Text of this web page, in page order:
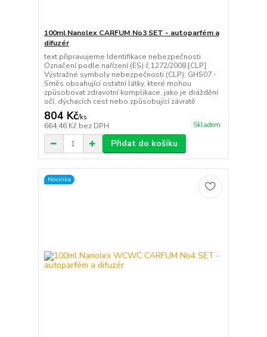
100ml Nanolex CARFUM No3 SET - autoparfém a
difuzér
text připravujeme Identifikace nebezpečnosti
Označení podle nařízení (ES) č.1272/2008 [CLP]
Výstražné symboly nebezpečnosti (CLP): GHS07 -
Směs obsahující ostatní látky, které mohou
způsobovat zdravotní komplikace, jako je dráždění
očí, dýchacích cest nebo způsobující závratě
804 Kč/ks
664,46 Kč bez DPH Skladem
Přidat do košíku
Novinka